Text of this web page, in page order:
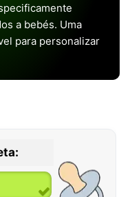
a bebés. Uma
para personalizar